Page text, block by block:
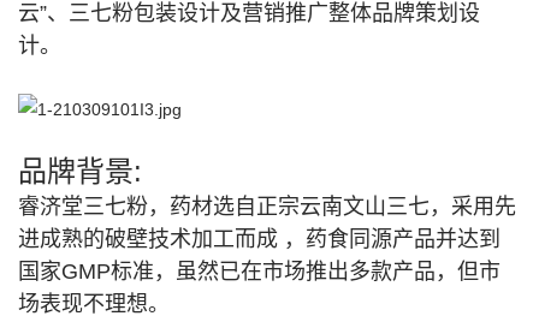
云”、三七粉包装设计及营销推广整体品牌策划设
计。
品牌背景:
睿济堂三七粉，药材选自正宗云南文山三七，采用先
进成熟的破壁技术加工而成 ，药食同源产品并达到
国家GMP标准，虽然已在市场推出多款产品，但市
场表现不理想。